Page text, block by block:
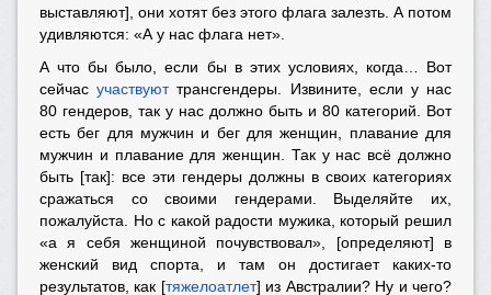
выставляют], они хотят без этого флага залезть. А потом
удивляются: «А у нас флага нет».
А что бы было, если бы в этих условиях, когда… Вот
сейчасучаствуюттрансгендеры. Извините, если у нас
80 гендеров, так у нас должно быть и 80 категорий. Вот
есть бег для мужчин и бег для женщин, плавание для
мужчин и плавание для женщин. Так у нас всё должно
быть [так]: все эти гендеры должны в своих категориях
сражаться со своими гендерами. Выделяйте их,
пожалуйста. Но с какой радости мужика, который решил
«а я себя женщиной почувствовал», [определяют] в
женский вид спорта, и там он достигает каких-то
результатов, как [тяжелоатлет] из Австралии? Ну и чего?